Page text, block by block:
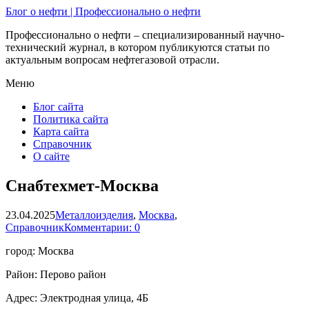
Блог о нефти | Профессионально о нефти
Профессионально о нефти – специализированный научно-
технический журнал, в котором публикуются статьи по
актуальным вопросам нефтегазовой отрасли.
Меню
Блог сайта
Политика сайта
Карта сайта
Справочник
О сайте
Снабтехмет-Москва
23.04.2025Металлоизделия, Москва,
СправочникКомментарии: 0
город: Москва
Район: Перово район
Адрес: Электродная улица, 4Б